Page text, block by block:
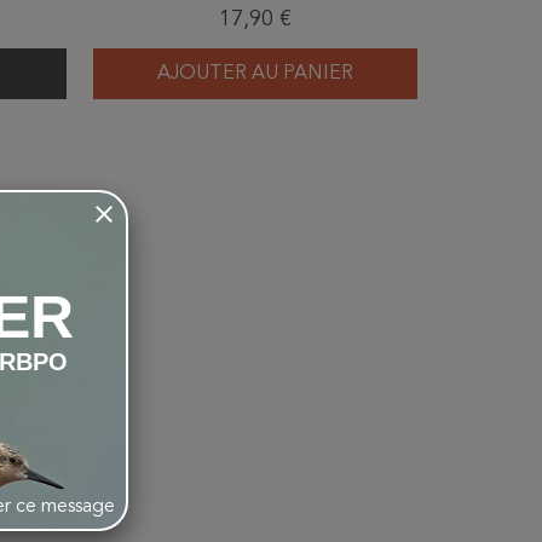
17,90 €
AJOUTER AU PANIER
ce message